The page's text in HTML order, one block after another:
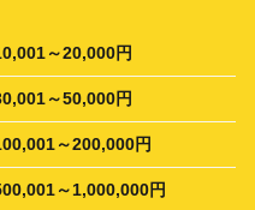
～20,000円
～50,000円
～200,000円
～1,000,000円